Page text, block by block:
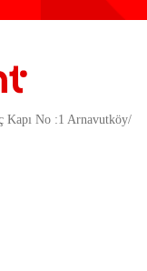
Kapı No :1 Arnavutköy/